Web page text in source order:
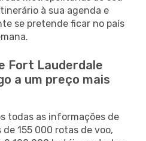
à sua agenda e
se pretende ficar no país
Fort Lauderdale
a um preço mais
todas as informações de
155 000 rotas de voo,